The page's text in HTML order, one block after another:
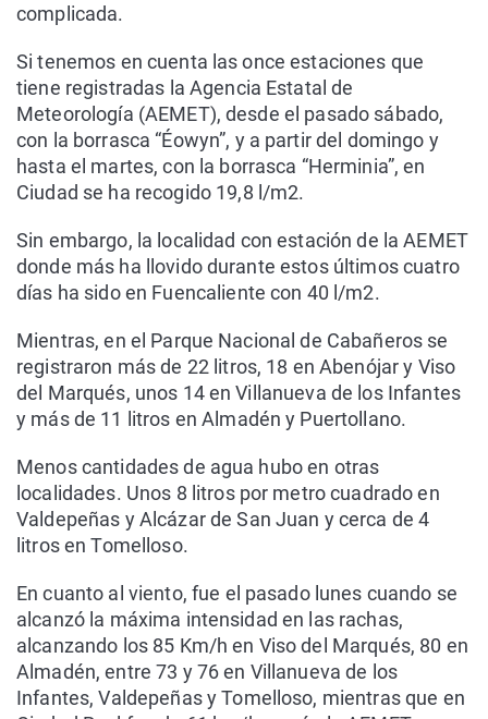
complicada.
Si tenemos en cuenta las once estaciones que
tiene registradas la Agencia Estatal de
Meteorología (AEMET), desde el pasado sábado,
con la borrasca “Éowyn”, y a partir del domingo y
hasta el martes, con la borrasca “Herminia”, en
Ciudad se ha recogido 19,8 l/m2.
Sin embargo, la localidad con estación de la AEMET
donde más ha llovido durante estos últimos cuatro
días ha sido en Fuencaliente con 40 l/m2.
Mientras, en el Parque Nacional de Cabañeros se
registraron más de 22 litros, 18 en Abenójar y Viso
del Marqués, unos 14 en Villanueva de los Infantes
y más de 11 litros en Almadén y Puertollano.
Menos cantidades de agua hubo en otras
localidades. Unos 8 litros por metro cuadrado en
Valdepeñas y Alcázar de San Juan y cerca de 4
litros en Tomelloso.
En cuanto al viento, fue el pasado lunes cuando se
alcanzó la máxima intensidad en las rachas,
alcanzando los 85 Km/h en Viso del Marqués, 80 en
Almadén, entre 73 y 76 en Villanueva de los
Infantes, Valdepeñas y Tomelloso, mientras que en